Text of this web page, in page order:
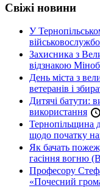
Свіжі новини
У
Захисника з
відзнакою
День міста з
ветеранів і
Дитячі батути:
використання
Тернопільщина
щодо початку
Як бачать
гасіння вогню
Професору
«Почесний